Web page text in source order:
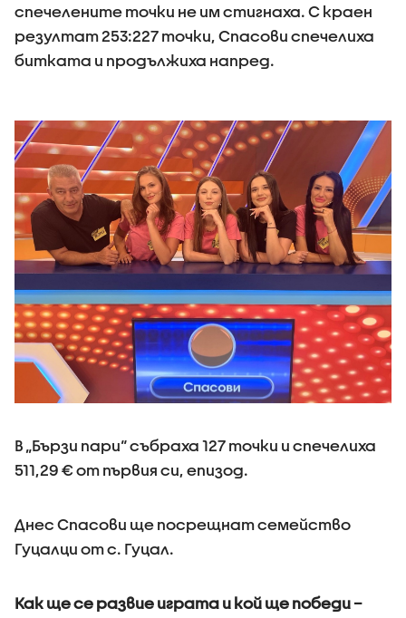
спечелените точки не им стигнаха. С краен
резултат 253:227 точки, Спасови спечелиха
битката и продължиха напред.
В „Бързи пари“ събраха 127 точки и спечелиха
511,29 € от първия си, епизод.
Днес Спасови ще посрещнат семейство
Гуцалци от с. Гуцал.
Как ще се развие играта и кой ще победи –